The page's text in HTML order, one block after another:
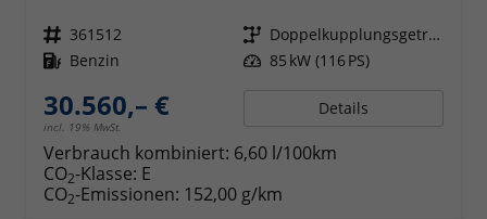
Fahrzeugnr. 361512 Getriebe
Doppelkupplungsgetriebe (DSG)
Kraftstoff Benzin Leistung 85 kW (116 PS)
30.560,– €
incl. 19% MwSt.
Details
Verbrauch kombiniert: 6,60 l/100km
CO2-Klasse: E
CO2-Emissionen: 152,00 g/km